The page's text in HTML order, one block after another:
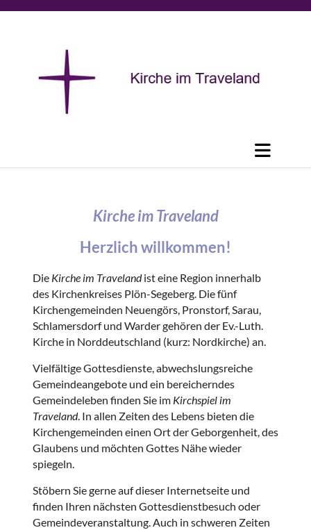
Kirche im Traveland
Herzlich willkommen!
Die Kirche im Travelandist eine Region innerhalb
des Kirchenkreises Plön-Segeberg. Die fünf
Kirchengemeinden Neuengörs, Pronstorf, Sarau,
Schlamersdorf und Warder gehören der Ev.-Luth.
Kirche in Norddeutschland (kurz: Nordkirche) an.
Vielfältige Gottesdienste, abwechslungsreiche
Gemeindeangebote und ein bereicherndes
Gemeindeleben finden Sie im Kirchspiel im
Traveland. In allen Zeiten des Lebens bieten die
Kirchengemeinden einen Ort der Geborgenheit, des
Glaubens und möchten Gottes Nähe wieder
spiegeln.
Stöbern Sie gerne auf dieser Internetseite und
finden Ihren nächsten Gottesdienstbesuch oder
Gemeindeveranstaltung. Auch in schweren Zeiten